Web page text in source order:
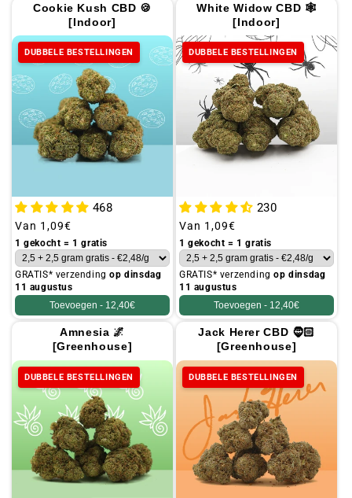
Cookie Kush CBD 🍪
[Indoor]
DUBBELE BESTELLINGEN
468
Gebruikelijke
prijs
Van 1,09€
1 gekocht = 1 gratis
GRATIS* verzendingop dinsdag
11 augustus
Toevoegen - 12,40€
White Widow CBD 🕸
[Indoor]
DUBBELE BESTELLINGEN
230
Gebruikelijke
prijs
Van 1,09€
1 gekocht = 1 gratis
GRATIS* verzendingop dinsdag
11 augustus
Toevoegen - 12,40€
Amnesia 🌌
[Greenhouse]
DUBBELE BESTELLINGEN
Jack Herer CBD 🧔🏻
[Greenhouse]
DUBBELE BESTELLINGEN